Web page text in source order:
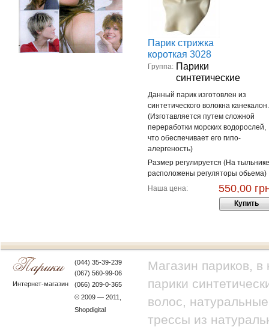
Парик стрижка
короткая 3028
Группа: Парики
синтетические
Данный парик изготовлен из
синтетического волокна канекалон.
(Изготавляется путем сложной
переработки морских водорослей,
что обеспечивает его гипо-
алергеность)
Размер регулируется (На тыльнике
расположены регуляторы обьема)
Наша цена:
550,00
Купить
Интернет-магазин
(044) 35-39-239
(067) 560-99-06
(066) 209-0-365
© 2009 — 2011,
Shopdigital
Магазин париков,
парики
волос,
трессы из